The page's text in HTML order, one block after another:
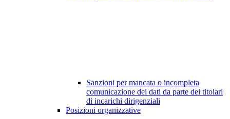
Sanzioni per mancata o incompleta
comunicazione dei dati da parte dei titolari
di incarichi dirigenziali
Posizioni organizzative